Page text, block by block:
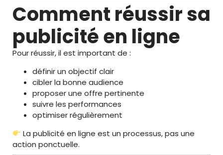
Comment réussir sa
publicité en ligne
Pour réussir, il est important de :
définir un objectif clair
cibler la bonne audience
proposer une offre pertinente
suivre les performances
optimiser régulièrement
La publicité en ligne est un processus, pas une
action ponctuelle.